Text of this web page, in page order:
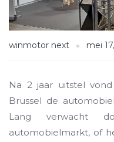
winmotor next mei
Na 2 jaar uitstel
Brussel de
Lang verwacht
automobielmarkt, of